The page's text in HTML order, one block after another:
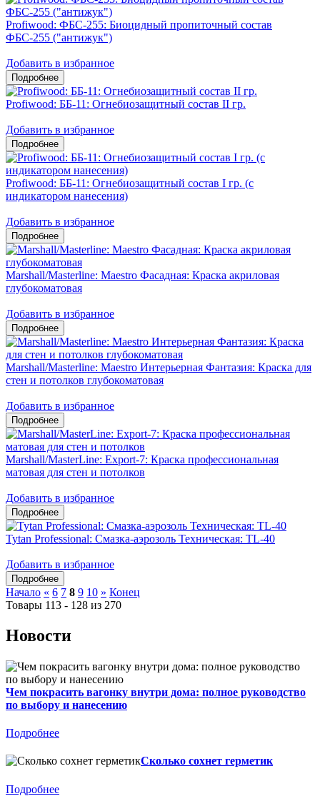
Profiwood: ФБС-255: Биоцидный пропиточный состав
ФБС-255 ("антижук")
Добавить в избранное
Profiwood: ББ-11: Огнебиозащитный состав II гр.
Добавить в избранное
Profiwood: ББ-11: Огнебиозащитный состав I гр. (с
индикатором нанесения)
Добавить в избранное
Marshall/Masterline: Maestro Фасадная: Краска акриловая
глубокоматовая
Добавить в избранное
Marshall/Masterline: Maestro Интерьерная Фантазия: Краска для
стен и потолков глубокоматовая
Добавить в избранное
Marshall/MasterLine: Export-7: Краска профессиональная
матовая для стен и потолков
Добавить в избранное
Tytan Professional: Смазка-аэрозоль Техническая: TL-40
Добавить в избранное
Начало « 6 7 8 9 10 » Конец
Товары 113 - 128 из 270
Новости
Чем покрасить вагонку внутри дома: полное руководство
по выбору и нанесению
Подробнее
Сколько сохнет герметик
Подробнее